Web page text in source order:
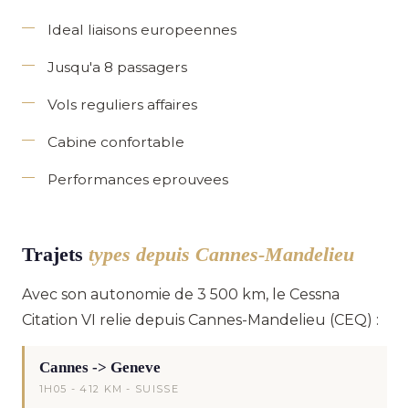
Ideal liaisons europeennes
Jusqu'a 8 passagers
Vols reguliers affaires
Cabine confortable
Performances eprouvees
Trajets types depuis Cannes-Mandelieu
Avec son autonomie de 3 500 km, le Cessna
Citation VI relie depuis Cannes-Mandelieu (CEQ) :
Cannes -> Geneve
1H05 - 412 KM - SUISSE